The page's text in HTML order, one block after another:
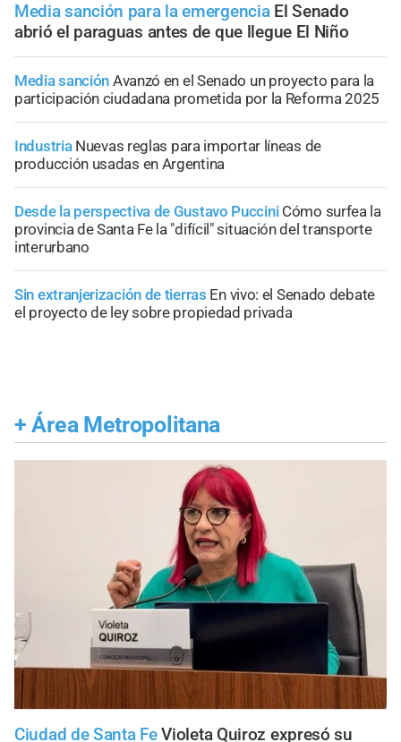
Media sanción para la emergencia El Senado
abrió el paraguas antes de que llegue El Niño
Media sanción Avanzó en el Senado un proyecto para la
participación ciudadana prometida por la Reforma 2025
Industria Nuevas reglas para importar líneas de
producción usadas en Argentina
Desde la perspectiva de Gustavo Puccini Cómo surfea la
provincia de Santa Fe la "difícil" situación del transporte
interurbano
Sin extranjerización de tierras En vivo: el Senado debate
el proyecto de ley sobre propiedad privada
+ Área Metropolitana
Ciudad de Santa Fe Violeta Quiroz expresó su